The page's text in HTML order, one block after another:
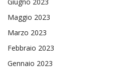
Maggio 2023
Marzo 2023
Febbraio 2023
Gennaio 2023